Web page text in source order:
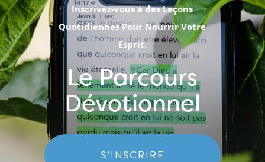
Inscrivez-vous à des Leçons
Quotidiennes Pour Nourrir Votre
Esprit.
Le Parcours
Dévotionnel
S'INSCRIRE